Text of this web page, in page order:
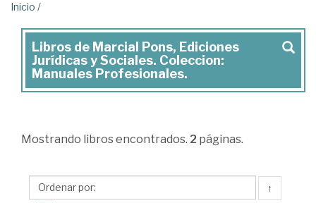
Inicio /
Marcial
Pons,
Ediciones
y
Coleccion:
Libros de Marcial Pons, Ediciones
Jurídicas y Sociales. Coleccion:
Manuales Profesionales.
Mostrando libros encontrados. 2 páginas.
↑